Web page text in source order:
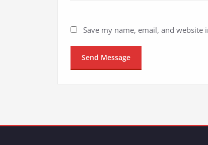
Save my name, email, and